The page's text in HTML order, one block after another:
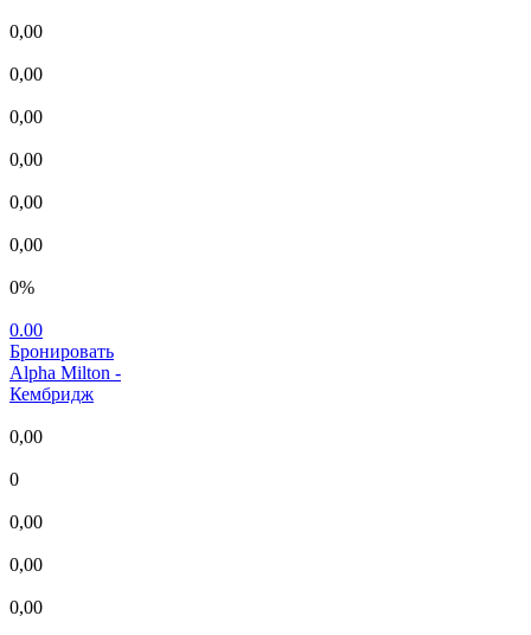
0,00
0,00
0,00
0,00
0,00
0,00
0%
0.00
Бронировать
Alpha Milton -
Кембридж
0,00
0
0,00
0,00
0,00